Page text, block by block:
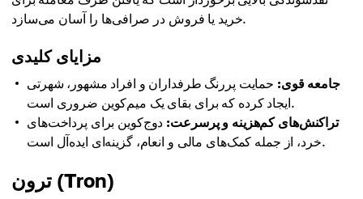
خرید یا فروش در صرافی‌ها را آسان می‌سازد.
مزایای کلیدی
جامعه قوی: حمایت پررنگ طرفداران و افراد مشهور، شهرتی
ایجاد کرده که برای بقای یک میم‌کوین ضروری است.
تراکنش‌های کم‌هزینه و پرسرعت: دوج‌کوین برای پرداخت‌های
خرد، از جمله کمک‌های مالی و انعام، گزینه‌ای ایده‌آل است.
ترون (Tron)